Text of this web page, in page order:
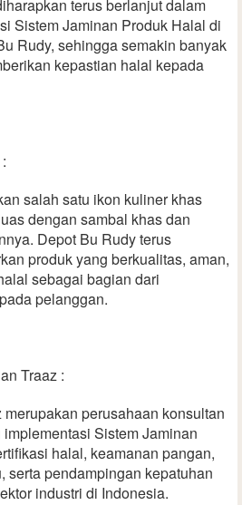
terus berlanjut dalam
Sistem Jaminan Produk Halal di
Rudy, sehingga semakin banyak
kepastian halal kepada
salah satu ikon kuliner khas
dengan sambal khas dan
Depot Bu Rudy terus
produk yang berkualitas, aman,
sebagai bagian dari
pelanggan.
Traaz :
perusahaan konsultan
Sistem Jaminan
halal, keamanan pangan,
serta pendampingan kepatuhan
industri di Indonesia.